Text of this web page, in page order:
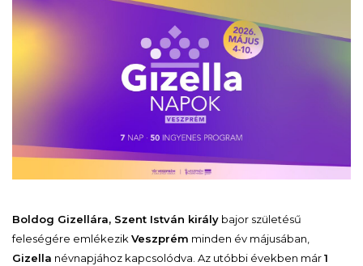
Boldog Gizellára, Szent István király bajor születésű
feleségére emlékezik Veszprém minden év májusában,
Gizella névnapjához kapcsolódva. Az utóbbi években már1